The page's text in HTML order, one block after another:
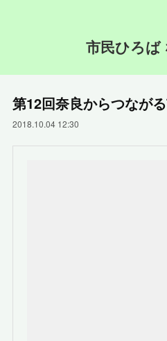
市民ひろば
第12回奈良からつなが
2018.10.04 12:30